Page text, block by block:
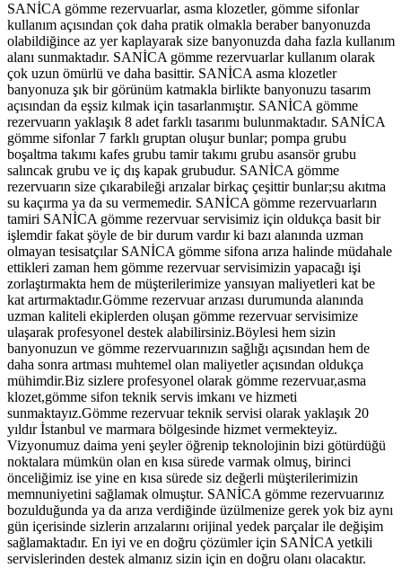
SANİCA gömme rezervuarlar, asma klozetler, gömme sifonlar
kullanım açısından çok daha pratik olmakla beraber banyonuzda
olabildiğince az yer kaplayarak size banyonuzda daha fazla kullanım
alanı sunmaktadır. SANİCA gömme rezervuarlar kullanım olarak
çok uzun ömürlü ve daha basittir. SANİCA asma klozetler
banyonuza şık bir görünüm katmakla birlikte banyonuzu tasarım
açısından da eşsiz kılmak için tasarlanmıştır. SANİCA gömme
rezervuarın yaklaşık 8 adet farklı tasarımı bulunmaktadır. SANİCA
gömme sifonlar 7 farklı gruptan oluşur bunlar; pompa grubu
boşaltma takımı kafes grubu tamir takımı grubu asansör grubu
salıncak grubu ve iç dış kapak grubudur. SANİCA gömme
rezervuarın size çıkarabileği arızalar birkaç çeşittir bunlar;su akıtma
su kaçırma ya da su vermemedir. SANİCA gömme rezervuarların
tamiri SANİCA gömme rezervuar servisimiz için oldukça basit bir
işlemdir fakat şöyle de bir durum vardır ki bazı alanında uzman
olmayan tesisatçılar SANİCA gömme sifona arıza halinde müdahale
ettikleri zaman hem gömme rezervuar servisimizin yapacağı işi
zorlaştırmakta hem de müşterilerimize yansıyan maliyetleri kat be
kat artırmaktadır.Gömme rezervuar arızası durumunda alanında
uzman kaliteli ekiplerden oluşan gömme rezervuar servisimize
ulaşarak profesyonel destek alabilirsiniz.Böylesi hem sizin
banyonuzun ve gömme rezervuarınızın sağlığı açısından hem de
daha sonra artması muhtemel olan maliyetler açısından oldukça
mühimdir.Biz sizlere profesyonel olarak gömme rezervuar,asma
klozet,gömme sifon teknik servis imkanı ve hizmeti
sunmaktayız.Gömme rezervuar teknik servisi olarak yaklaşık 20
yıldır İstanbul ve marmara bölgesinde hizmet vermekteyiz.
Vizyonumuz daima yeni şeyler öğrenip teknolojinin bizi götürdüğü
noktalara mümkün olan en kısa sürede varmak olmuş, birinci
önceliğimiz ise yine en kısa sürede siz değerli müşterilerimizin
memnuniyetini sağlamak olmuştur. SANİCA gömme rezervuarınız
bozulduğunda ya da arıza verdiğinde üzülmenize gerek yok biz aynı
gün içerisinde sizlerin arızalarını orijinal yedek parçalar ile değişim
sağlamaktadır. En iyi ve en doğru çözümler için SANİCA yetkili
servislerinden destek almanız sizin için en doğru olanı olacaktır.